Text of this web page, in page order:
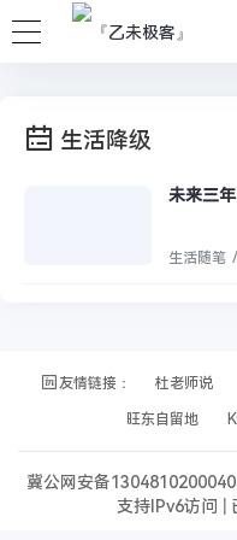
生活降级
未来三
生活随笔 /
友情链接： 杜老师说
旺东自留地
冀公网安备
支持IPv6访问